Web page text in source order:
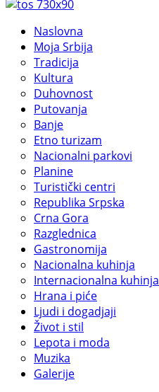
Naslovna
Moja Srbija
Tradicija
Kultura
Duhovnost
Putovanja
Banje
Etno turizam
Nacionalni parkovi
Planine
Turistički centri
Republika Srpska
Crna Gora
Razglednica
Gastronomija
Nacionalna kuhinja
Internacionalna kuhinja
Hrana i piće
Ljudi i dogadjaji
Život i stil
Lepota i moda
Muzika
Galerije